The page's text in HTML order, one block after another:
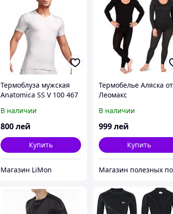
Термоблуза мужская
Anatomica SS V 100 467
В наличии
800лей
Купить
Магазин LiMon
Термобелье Аляска от
Леомакс
В наличии
999лей
Купить